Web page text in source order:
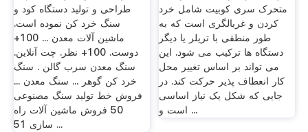
طراحی و تولید دستگاه کود و
سنگ خرد کن نموده است.
ماشین آلات معدن ... 100+
دوست. 100+ نظر. چت آنلاین.
سنگ معدن سرب گالن . سنگ
خرد کن گوهر ... سنگ معدن ...
فروش خط تولید سنگ مصنوعی
50 فروش ماشین آلات راه
سازی 51 ...
متحرک سری کوبیت شامل خرد
کردن و غربالگری است که به
طور منطقی با تریلر یا دیگر
دستگاه ها ترکیب می شود. این
می تواند بر اساس تغییر محل
کار انعطاف پذیر حرکت کند. در
جایی که شکل یک نیاز اساسی
است و ...